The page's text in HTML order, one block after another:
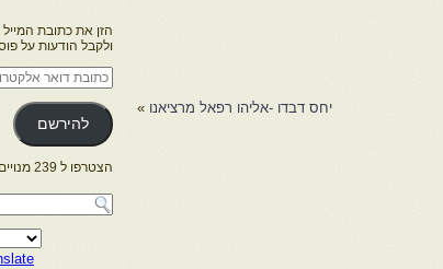
יחס דבדו -אליהו רפאל מרציאנו »
הזן את כתובת
ולקבל הודעות על
כתובת
דואר
אלקטרוני
להירשם
הצטרפו ל 239 מנויים נוספים